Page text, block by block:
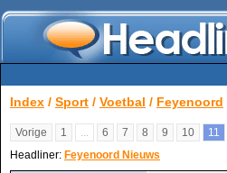
Index / Sport / Voetbal / Feyenoord
Vorige 1 ... 6 7 8 9 10 11
Headliner: Feyenoord Nieuws